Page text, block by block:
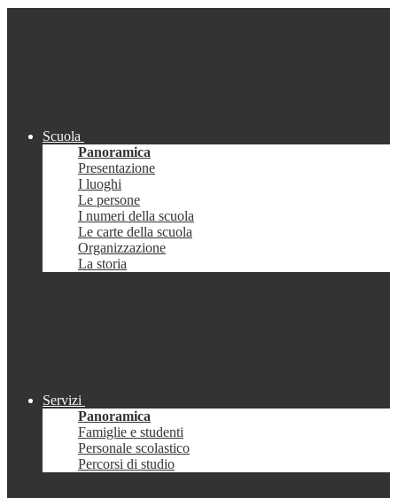
Scuola
Panoramica
Presentazione
I luoghi
Le persone
I numeri della scuola
Le carte della scuola
Organizzazione
La storia
Servizi
Panoramica
Famiglie e studenti
Personale scolastico
Percorsi di studio